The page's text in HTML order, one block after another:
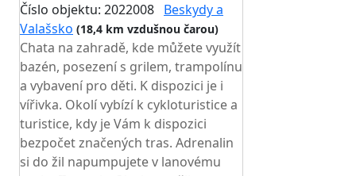
Číslo objektu: 2022008 Beskydy a
Valašsko (18,4 km vzdušnou čarou)
Chata na zahradě, kde můžete využít
bazén, posezení s grilem, trampolínu
a vybavení pro děti. K dispozici je i
vířivka. Okolí vybízí k cykloturistice a
turistice, kdy je Vám k dispozici
bezpočet značených tras. Adrenalin
si do žil napumpujete v lanovému